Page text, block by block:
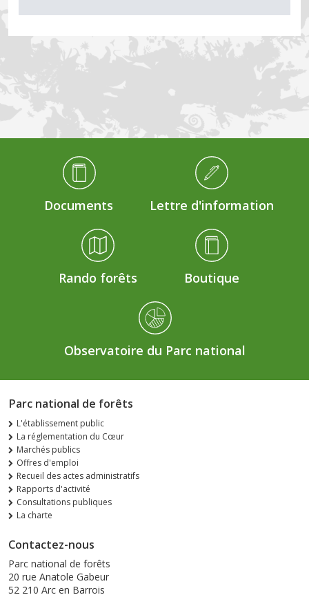
Médiathèque Footer
Documents Lettre d'information
Rando forêts Boutique
Observatoire du Parc national
Parc national de forêts
L'établissement public
La réglementation du Cœur
Marchés publics
Offres d'emploi
Recueil des actes administratifs
Rapports d'activité
Consultations publiques
La charte
Contactez-nous
Parc national de forêts
20 rue Anatole Gabeur
52 210 Arc en Barrois